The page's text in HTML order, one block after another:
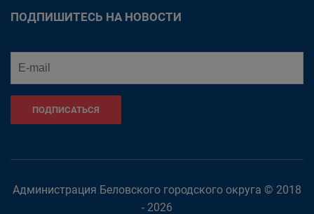
ПОДПИШИТЕСЬ НА НОВОСТИ
ПОДПИСАТЬСЯ
Администрация Беловского городского округа © 2018
- 2026